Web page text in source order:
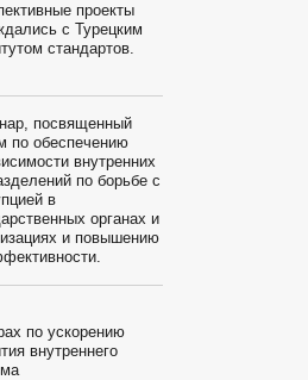
проекты
с Турецким
стандартов.
посвященный
по обеспечению
внутренних
по борьбе с
в
органах и
и повышению
по ускорению
внутреннего